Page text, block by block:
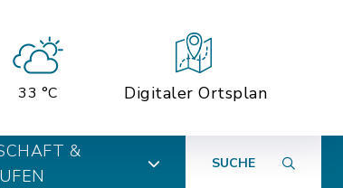
33 °C Digitaler Ortsplan
&
SUCHE